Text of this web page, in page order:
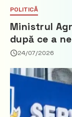
POLITICĂ
Ministrul
după ce a
Partidul
24/07/2026